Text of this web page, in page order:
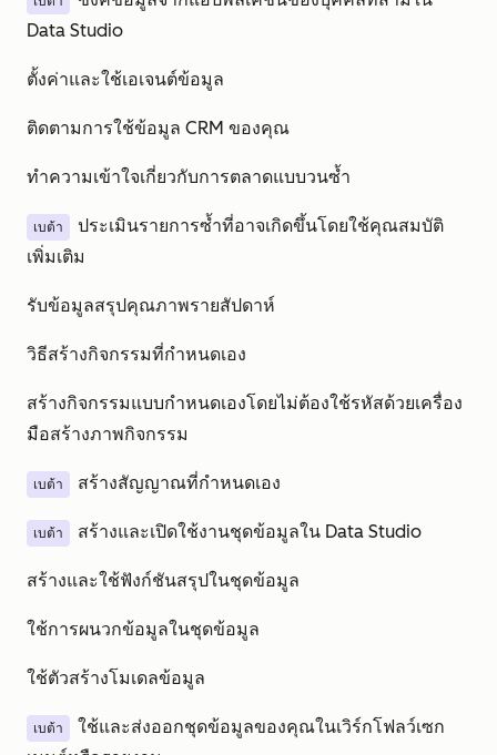
Data Studio
ตั้งค่าและใช้เอเจนต์ข้อมูล
ติดตามการใช้ข้อมูล CRM ของคุณ
ทำความเข้าใจเกี่ยวกับการตลาดแบบวนซ้ำ
เบต้า
ประเมินรายการซ้ำที่อาจเกิดขึ้นโดยใช้คุณสมบัติ
เพิ่มเติม
รับข้อมูลสรุปคุณภาพรายสัปดาห์
วิธีสร้างกิจกรรมที่กำหนดเอง
สร้างกิจกรรมแบบกำหนดเองโดยไม่ต้องใช้รหัสด้วยเครื่อง
มือสร้างภาพกิจกรรม
เบต้า สร้างสัญญาณที่กำหนดเอง
เบต้า สร้างและเปิดใช้งานชุดข้อมูลใน Data Studio
สร้างและใช้ฟังก์ชันสรุปในชุดข้อมูล
ใช้การผนวกข้อมูลในชุดข้อมูล
ใช้ตัวสร้างโมเดลข้อมูล
เบต้า
ใช้และส่งออกชุดข้อมูลของคุณในเวิร์กโฟลว์เซก